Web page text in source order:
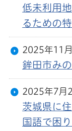
低未利用
るための
2025年11
鉾田市み
2025年7月
茨城県に
国語で困